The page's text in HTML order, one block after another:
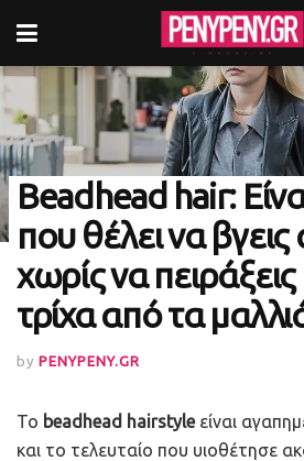
Beadhead hair:
που θέλει να βγεις
χωρίς να
τρίχα από τα
by PENYPENY.GR
Το beadhead hairstyleείναι
και το τελευταίο που υιοθέτησε